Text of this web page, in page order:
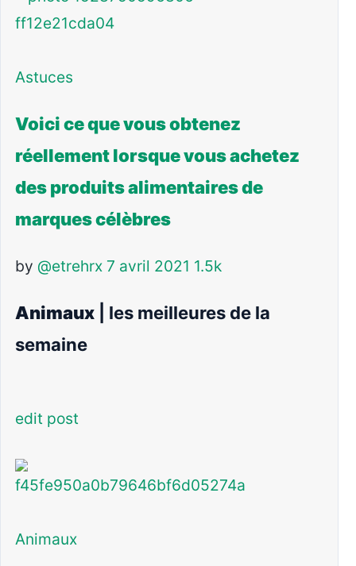
Astuces
Voici ce que vous obtenez
réellement lorsque vous achetez
des produits alimentaires de
marques célèbres
by @etrehrx 7 avril 2021 1.5k
Animaux | les meilleures de la
semaine
edit post
Animaux